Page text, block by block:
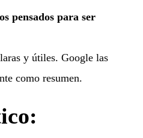
pensados para ser
y útiles. Google las
como resumen.